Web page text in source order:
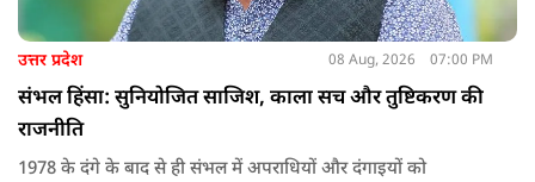
उत्तर प्रदेश 08 Aug, 2026 07:00 PM
संभल हिंसा: सुनियोजित साजिश, काला सच और तुष्टिकरण की
राजनीति
1978 के दंगे के बाद से ही संभल में अपराधियों और दंगाइयों को